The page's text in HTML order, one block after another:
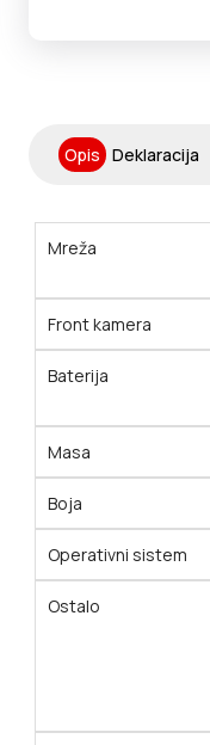
Opis Deklaracija
Mreža
Front kamera
Baterija
Masa
Boja
Operativni sistem
Ostalo